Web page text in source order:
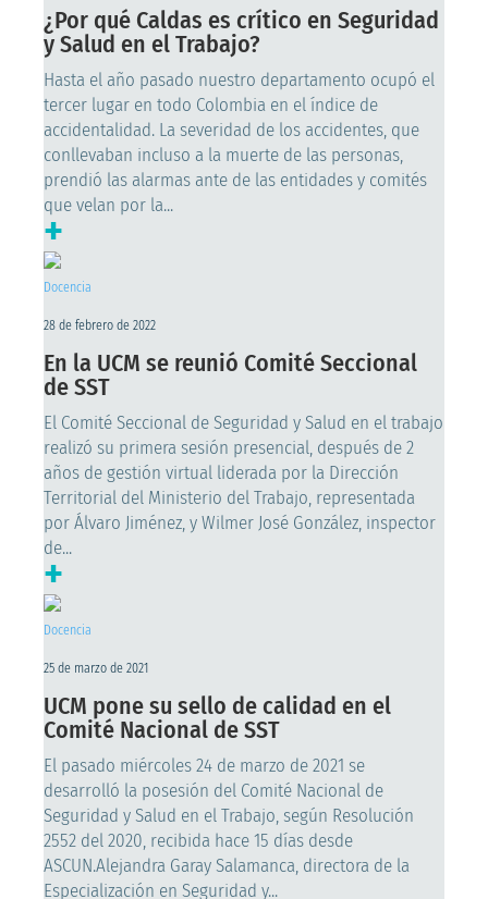
¿Por qué Caldas es crítico en Seguridad
y Salud en el Trabajo?
Hasta el año pasado nuestro departamento ocupó el
tercer lugar en todo Colombia en el índice de
accidentalidad. La severidad de los accidentes, que
conllevaban incluso a la muerte de las personas,
prendió las alarmas ante de las entidades y comités
que velan por la...
+
Docencia
28 de febrero de 2022
En la UCM se reunió Comité Seccional
de SST
El Comité Seccional de Seguridad y Salud en el trabajo
realizó su primera sesión presencial, después de 2
años de gestión virtual liderada por la Dirección
Territorial del Ministerio del Trabajo, representada
por Álvaro Jiménez, y Wilmer José González, inspector
de...
+
Docencia
25 de marzo de 2021
UCM pone su sello de calidad en el
Comité Nacional de SST
El pasado miércoles 24 de marzo de 2021 se
desarrolló la posesión del Comité Nacional de
Seguridad y Salud en el Trabajo, según Resolución
2552 del 2020, recibida hace 15 días desde
ASCUN.Alejandra Garay Salamanca, directora de la
Especialización en Seguridad y...